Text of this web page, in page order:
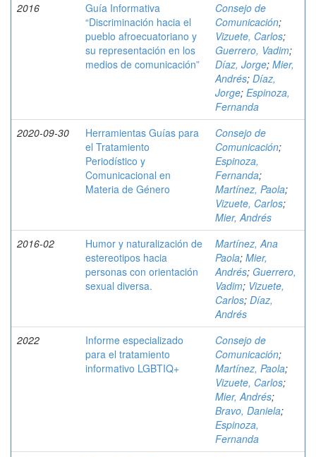
2016
Guía Informativa
“Discriminación hacia el
pueblo afroecuatoriano y
su representación en los
medios de comunicación”
Consejo de
Comunicación;
Vizuete, Carlos;
Guerrero, Vadim;
Díaz, Jorge; Mier,
Andrés; Díaz,
Jorge; Espinoza,
Fernanda
2020-09-30
Herramientas Guías para
el Tratamiento
Periodístico y
Comunicacional en
Materia de Género
Consejo de
Comunicación;
Espinoza,
Fernanda;
Martínez, Paola;
Vizuete, Carlos;
Mier, Andrés
2016-02
Humor y naturalización de
estereotipos hacia
personas con orientación
sexual diversa.
Martínez, Ana
Paola; Mier,
Andrés; Guerrero,
Vadim; Vizuete,
Carlos; Díaz,
Andrés
2022
Informe especializado
para el tratamiento
informativo LGBTIQ+
Consejo de
Comunicación;
Martínez, Paola;
Vizuete, Carlos;
Mier, Andrés;
Bravo, Daniela;
Espinoza,
Fernanda